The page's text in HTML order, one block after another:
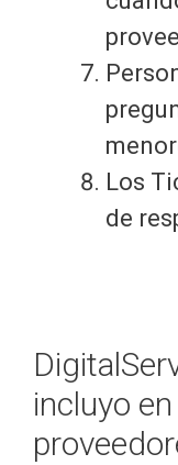
Los
de
incluyo